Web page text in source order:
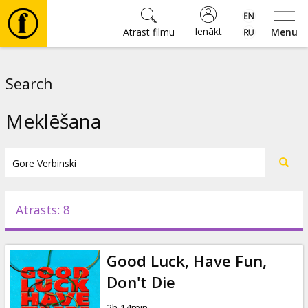
Menu
Ienākt
Atrast filmu
Pasākumi
Ziņas
Search
Meklēšana
Atrasts: 8
Good Luck, Have Fun,
Don't Die